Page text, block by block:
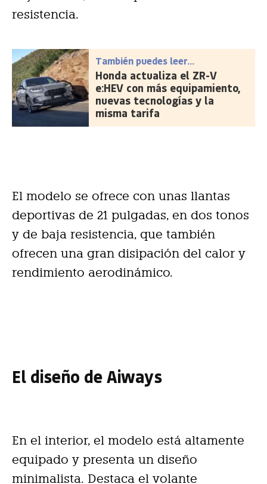
resistencia.
También puedes leer...
Honda actualiza el ZR-V
e:HEV con más equipamiento,
nuevas tecnologías y la
misma tarifa
El modelo se ofrece con unas llantas
deportivas de 21 pulgadas, en dos tonos
y de baja resistencia, que también
ofrecen una gran disipación del calor y
rendimiento aerodinámico.
El diseño de Aiways
En el interior, el modelo está altamente
equipado y presenta un diseño
minimalista. Destaca el volante